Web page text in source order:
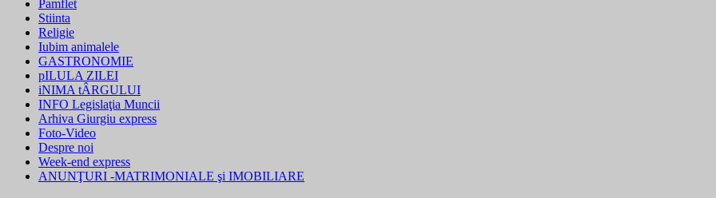
Pamflet
Stiinta
Religie
Iubim animalele
GASTRONOMIE
pILULA ZILEI
iNIMA tÂRGULUI
INFO Legislaţia Muncii
Arhiva Giurgiu express
Foto-Video
Despre noi
Week-end express
ANUNŢURI -MATRIMONIALE şi IMOBILIARE